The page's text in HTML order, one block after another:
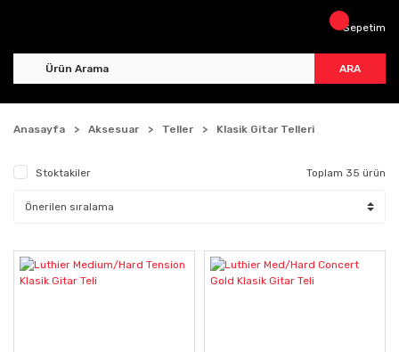
ARA
Sepetim
Anasayfa Aksesuar Teller Klasik Gitar Telleri
Stoktakiler Toplam 35 ürün